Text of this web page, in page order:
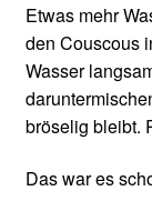
Etwas mehr
den Couscous
Wasser
bröselig bleibt.
Das war es